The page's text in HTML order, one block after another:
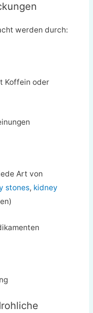
werden durch:
Koffein oder
Art von
stones, kidney